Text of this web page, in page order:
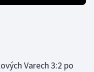
Varech 3:2 po